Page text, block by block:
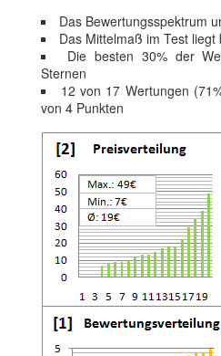
Das Bewertungsspektrum
Das Mittelmaß im Test liegt
Die besten 30% der
Sternen
12 von 17 Wertungen
von 4 Punkten